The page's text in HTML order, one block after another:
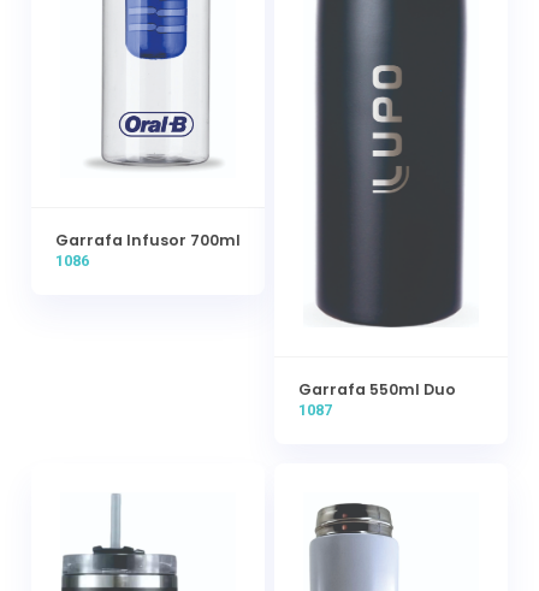
Garrafa Infusor 700ml
1086
Garrafa 550ml Duo
1087